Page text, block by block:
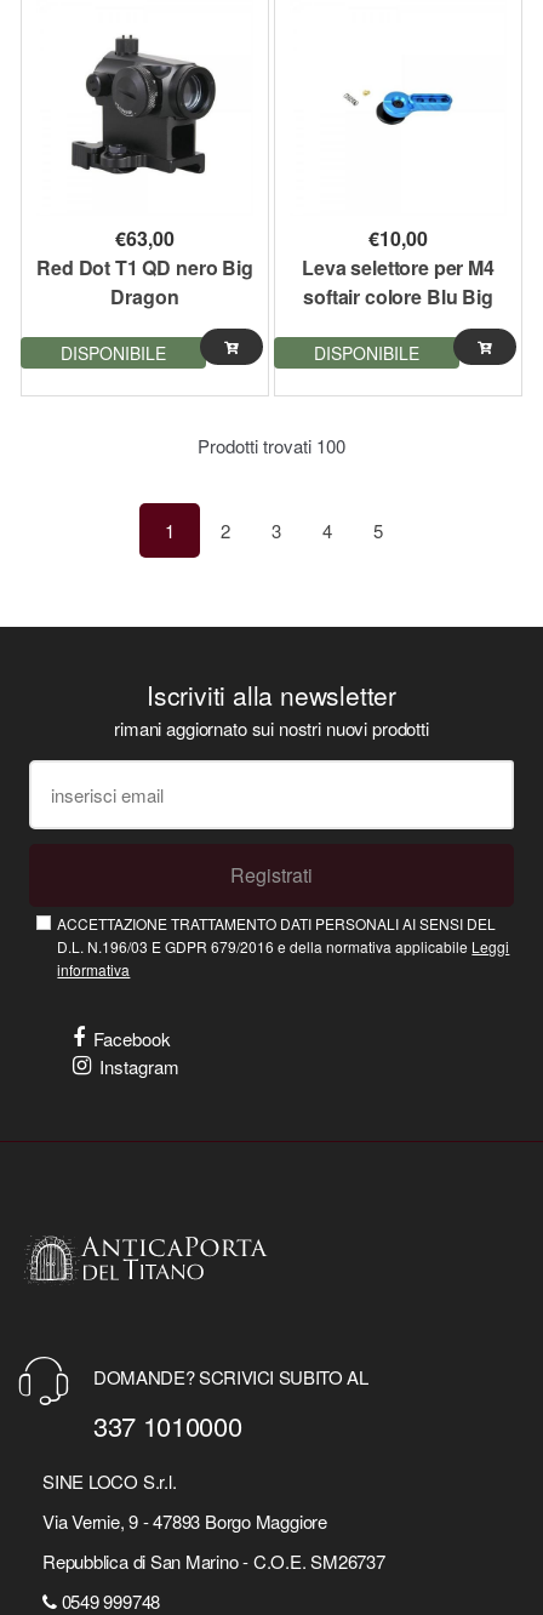
€63,00
Red Dot T1 QD nero Big
Dragon
DISPONIBILE
€10,00
Leva selettore per M4
softair colore Blu Big
DISPONIBILE
Prodotti trovati 100
1 2 3 4 5
Iscriviti alla newsletter
rimani aggiornato sui nostri nuovi prodotti
Registrati
ACCETTAZIONE TRATTAMENTO DATI PERSONALI AI SENSI DEL
D.L. N.196/03 E GDPR 679/2016 e della normativa applicabile Leggi
informativa
Facebook
Instagram
DOMANDE? SCRIVICI SUBITO AL
337 1010000
SINE LOCO S.r.l.
Via Vernie, 9 - 47893 Borgo Maggiore
Repubblica di San Marino - C.O.E. SM26737
0549 999748